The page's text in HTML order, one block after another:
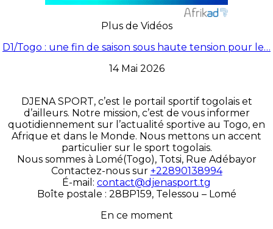
Plus de Vidéos
D1/Togo : une fin de saison sous haute tension pour le…
14 Mai 2026
DJENA SPORT, c’est le portail sportif togolais et
d’ailleurs. Notre mission, c’est de vous informer
quotidiennement sur l’actualité sportive au Togo, en
Afrique et dans le Monde. Nous mettons un accent
particulier sur le sport togolais.
Nous sommes à Lomé(Togo), Totsi, Rue Adébayor
Contactez-nous sur +22890138994
É-mail: contact@djenasport.tg
Boîte postale : 28BP159, Telessou – Lomé
En ce moment